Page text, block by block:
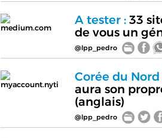
medium.com
A tester :33
de vous un
@lpp_pedro
myaccount.nyti
Corée du Nord
aura son
(anglais)
@lpp_pedro